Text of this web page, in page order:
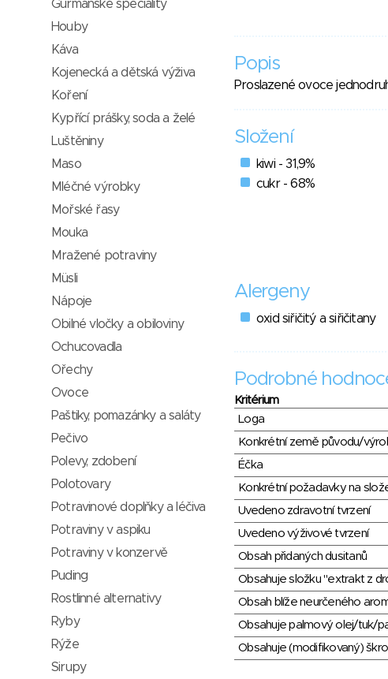
Popis
Proslazené ovoce
Složení
kiwi - 31,9%
cukr - 68%
Alergeny
oxid siřičitý a siřičitany
Podrobné
Kritérium
Loga
Konkrétní země původu/
Éčka
Konkrétní požadavky na
Uvedeno zdravotní tvrzení
Uvedeno výživové tvrzení
Obsah přidaných dusitanů
Obsahuje složku "extrakt z
Obsah blíže neurčeného
Obsahuje palmový olej/tuk/
Obsahuje (modifikovaný)
Gurmánské speciality
Houby
Káva
Kojenecká a dětská výživa
Koření
Kypřící prášky, soda a želé
Luštěniny
Maso
Mléčné výrobky
Mořské řasy
Mouka
Mražené potraviny
Müsli
Nápoje
Obilné vločky a obiloviny
Ochucovadla
Ořechy
Ovoce
Paštiky, pomazánky a saláty
Pečivo
Polevy, zdobení
Polotovary
Potravinové doplňky a léčiva
Potraviny v aspiku
Potraviny v konzervě
Puding
Rostlinné alternativy
Ryby
Rýže
Sirupy